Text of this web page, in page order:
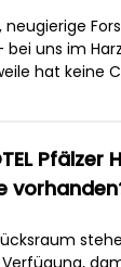
uns im
hat keine
Pfälzer